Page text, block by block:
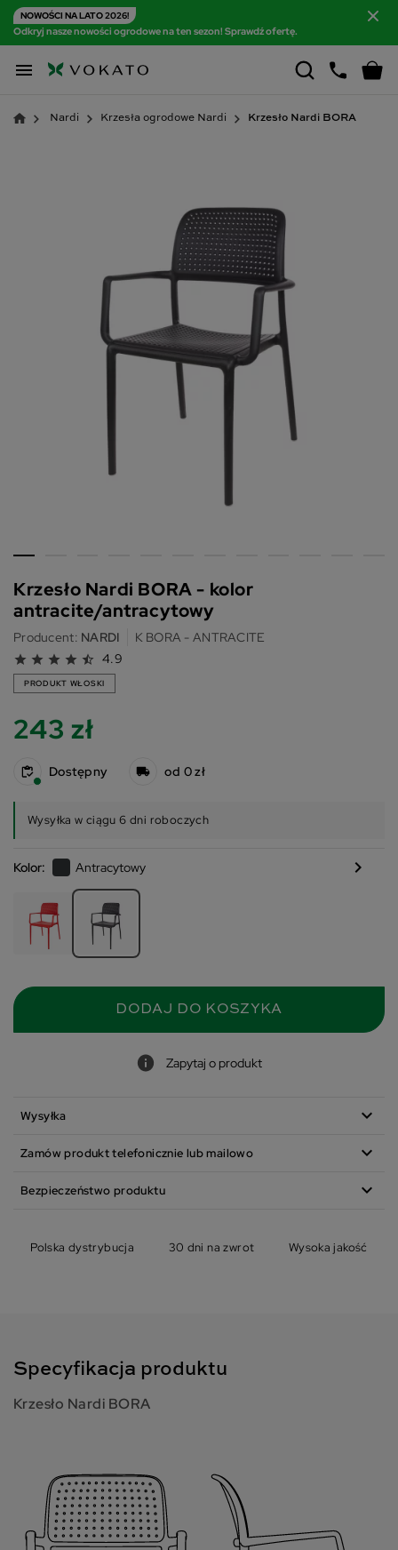
NOWOŚCI NA LATO 2026!
Odkryj nasze nowości ogrodowe na ten sezon! Sprawdź ofertę.

Nardi Krzesła ogrodowe Nardi Krzesło Nardi BORA
Krzesło Nardi BORA - kolor
antracite/antracytowy
Producent: NARDI K BORA - ANTRACITE
star star star star star_half 4.9
PRODUKT WŁOSKI
243 zł
Dostępny od 0 zł
Wysyłka w ciągu 6 dni roboczych
Kolor: Antracytowy chevron_right
DODAJ DO KOSZYKA
Zapytaj o produkt
Wysyłka expand_more
Zamów produkt telefonicznie lub mailowo expand_more
Bezpieczeństwo produktu expand_more
Polska dystrybucja 30 dni na zwrot Wysoka jakość
Specyfikacja produktu
Krzesło Nardi BORA